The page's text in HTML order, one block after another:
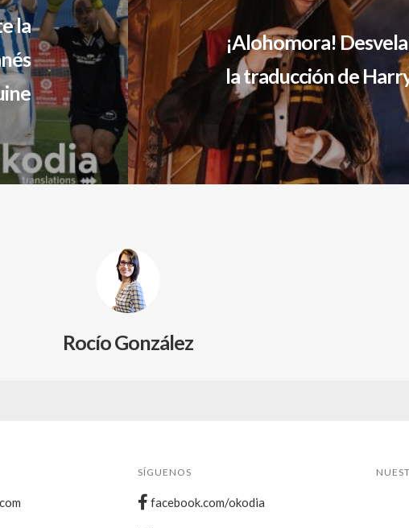
la
¡Alohomora!
la traducción de
Rocío González
SÍGUENOS
facebook.com/okodia